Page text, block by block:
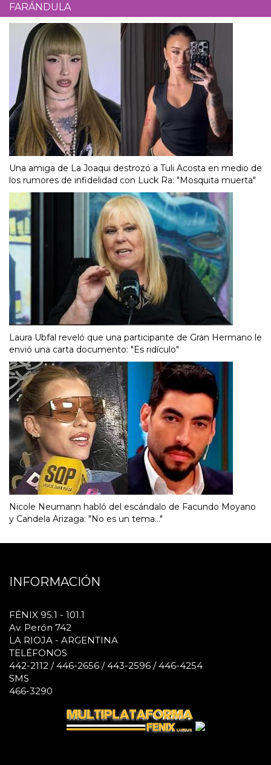
FARÁNDULA
Una amiga de La Joaqui destrozó a Tuli Acosta en medio de
los rumores de infidelidad con Luck Ra: "Mosquita muerta"
Laura Ubfal reveló que una participante de Gran Hermano le
envió una carta documento: "Es ridículo"
Nicole Neumann habló del escándalo de Facundo Moyano
y Candela Arizaga: "No es un tema..."
INFORMACIÓN
FÉNIX 95.1 - 101.1
Av. Perón 742
LA RIOJA - ARGENTINA
TELÉFONOS
442-2112 / 446-2656 / 443-2596 / 446-4254
SMS
466-3290